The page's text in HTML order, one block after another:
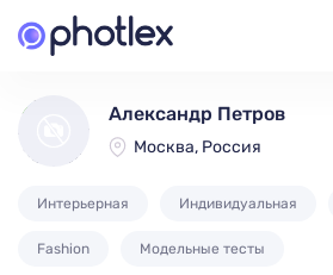
Александр Петров
Москва, Россия
Интерьерная Индивидуальная
Fashion Модельные тесты